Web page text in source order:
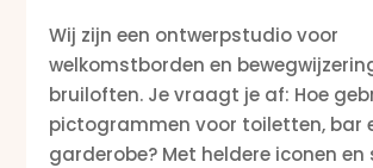
Wij zijn een ontwerpstudio voor
welkomstborden en
bruiloften. Je vraagt je af: Hoe
pictogrammen voor toiletten, bar
garderobe? Met heldere iconen en